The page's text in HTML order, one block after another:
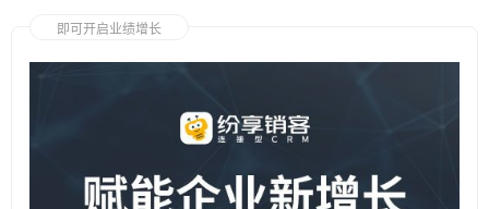
即可开启业绩增长